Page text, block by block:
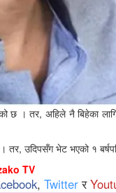
छ । तर, अहिले नै बिहेका
उदिपसँग भेट भएको १
TV
, Twitterर